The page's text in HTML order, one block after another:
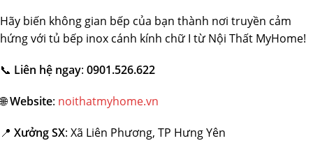
Hãy biến không gian bếp của bạn thành nơi truyền cảm
hứng với tủ bếp inox cánh kính chữ I từ Nội Thất MyHome!
📞 Liên hệ ngay: 0901.526.622
🌐Website: noithatmyhome.vn
📍 Xưởng SX: Xã Liên Phương, TP Hưng Yên